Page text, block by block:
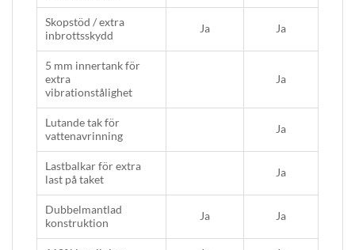
Skopstöd / extra
inbrottsskydd
Ja Ja
5 mm innertank för
extra
vibrationstålighet
Ja
Lutande tak för
vattenavrinning
Ja
Lastbalkar för extra
last på taket
Ja
Dubbelmantlad
konstruktion
Ja Ja